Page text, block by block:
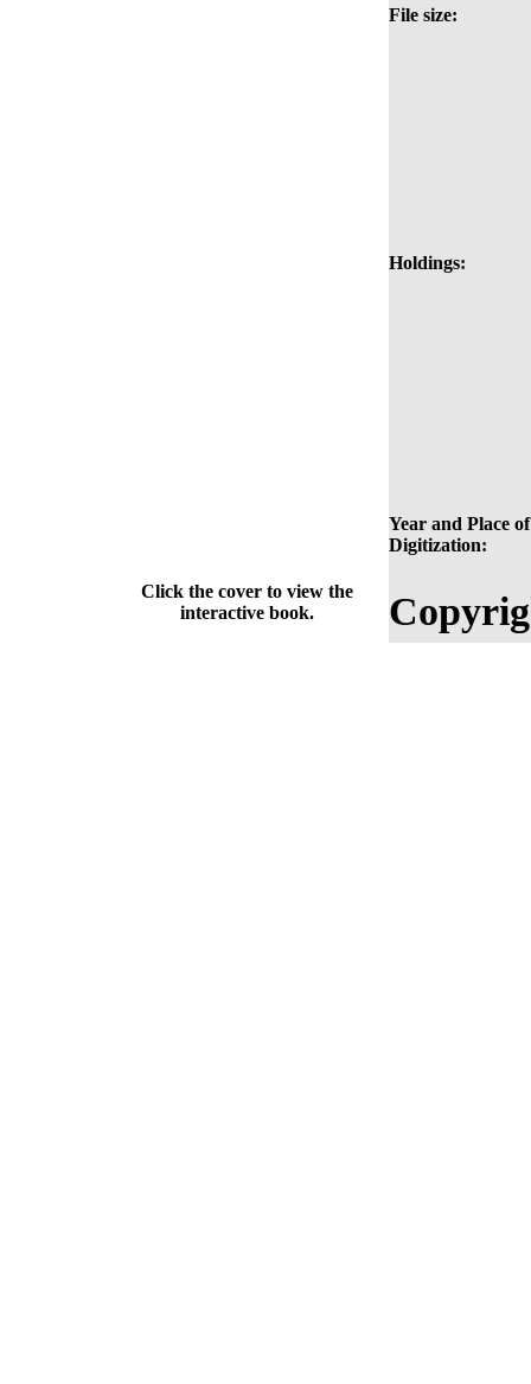
File size:
Holdings:
Year and Place of
Digitization:
Click the cover to view the
interactive book.